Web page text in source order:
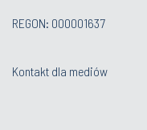
REGON: 000001637
Kontakt dla mediów